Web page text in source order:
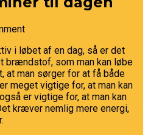
i løbet af en dag, så er det
brændstof, som man kan løbe
at man sørger for at få både
meget vigtige for, at man kan
er vigtige for, at man kan
kræver nemlig mere energi,